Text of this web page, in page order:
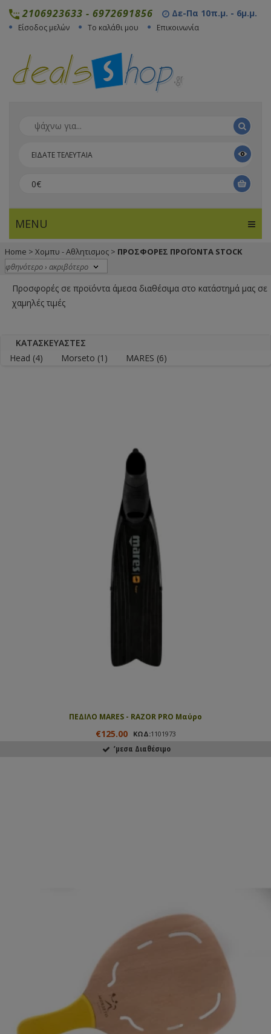
2106923633 - 6972691856 Δε-Πα 10π.μ. - 6μ.μ.
Είσοδος μελών Το καλάθι μου Επικοινωνία
ΕΙΔΑΤΕ ΤΕΛΕΥΤΑΙΑ
0€
MENU
Home > Χομπυ - Αθλητισμος > ΠΡΟΣΦΟΡΕΣ ΠΡΟΪΌΝΤΑ STOCK
Προσφορές σε προϊόντα άμεσα διαθέσιμα στο κατάστημά μας σε
χαμηλές τιμές
ΚΑΤΑΣΚΕΥΑΣΤΈΣ
Head (4) Morseto (1) MARES (6)
ΠΕΔΙΛΟ MARES - RAZOR PRO Μαύρο
€125.00 ΚΩΔ:1101973
ʼμεσα Διαθέσιμο